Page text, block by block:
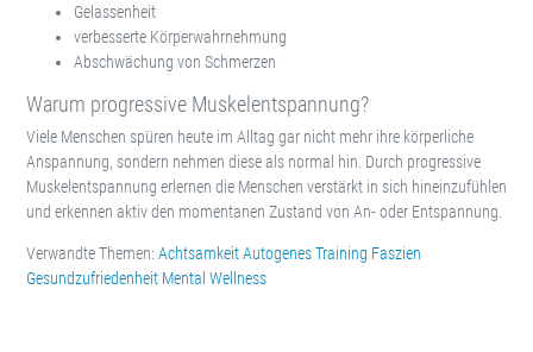
Gelassenheit
verbesserte Körperwahrnehmung
Abschwächung von Schmerzen
Warum progressive Muskelentspannung?
Viele Menschen spüren heute im Alltag gar nicht mehr ihre körperliche
Anspannung, sondern nehmen diese als normal hin. Durch progressive
Muskelentspannung erlernen die Menschen verstärkt in sich hineinzufühlen
und erkennen aktiv den momentanen Zustand von An- oder Entspannung.
Verwandte Themen: AchtsamkeitAutogenes Training Faszien
Gesundzufriedenheit Mental Wellness